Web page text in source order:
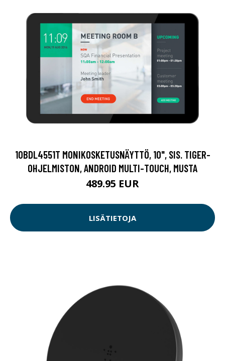
10BDL4551T MONIKOSKETUSNÄYTTÖ, 10", SIS. TIGER-
OHJELMISTON, ANDROID MULTI-TOUCH, MUSTA
489.95 EUR
LISÄTIETOJA